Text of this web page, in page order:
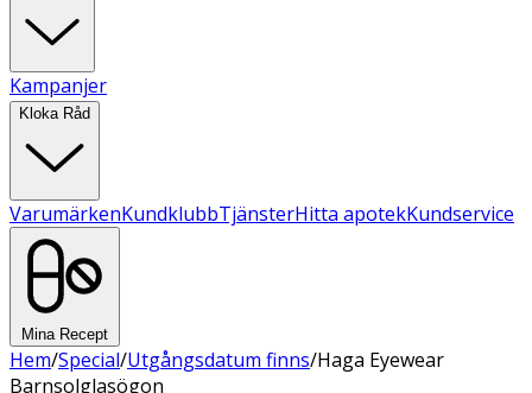
Kampanjer
Kloka Råd
VarumärkenKundklubbTjänsterHitta apotekKundservice
Mina Recept
Hem/Special/Utgångsdatum finns/Haga Eyewear
Barnsolglasögon